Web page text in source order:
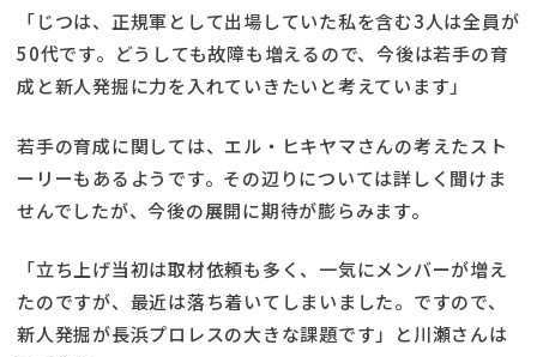
「じつは、正規軍として出場していた私を含む3人は全員が
50代です。どうしても故障も増えるので、今後は若手の育
成と新人発掘に力を入れていきたいと考えています」
若手の育成に関しては、エル・ヒキヤマさんの考えたスト
ーリーもあるようです。その辺りについては詳しく聞けま
せんでしたが、今後の展開に期待が膨らみます。
「立ち上げ当初は取材依頼も多く、一気にメンバーが増え
たのですが、最近は落ち着いてしまいました。ですので、
新人発掘が長浜プロレスの大きな課題です」と川瀬さんは